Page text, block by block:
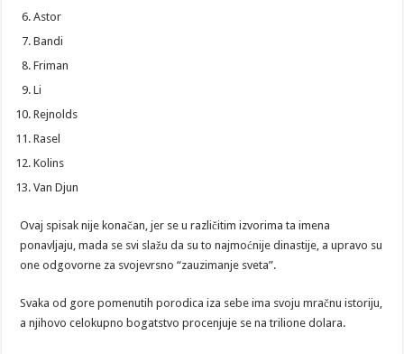
Astor
Bandi
Friman
Li
Rejnolds
Rasel
Kolins
Van Djun
Ovaj spisak nije konačan, jer se u različitim izvorima ta imena
ponavljaju, mada se svi slažu da su to najmoćnije dinastije, a upravo su
one odgovorne za svojevrsno “zauzimanje sveta”.
Svaka od gore pomenutih porodica iza sebe ima svoju mračnu istoriju,
a njihovo celokupno bogatstvo procenjuje se na trilione dolara.